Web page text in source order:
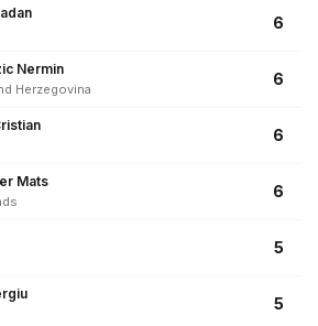
6
Nermin
Herzegovina
6
6
Mats
6
5
5